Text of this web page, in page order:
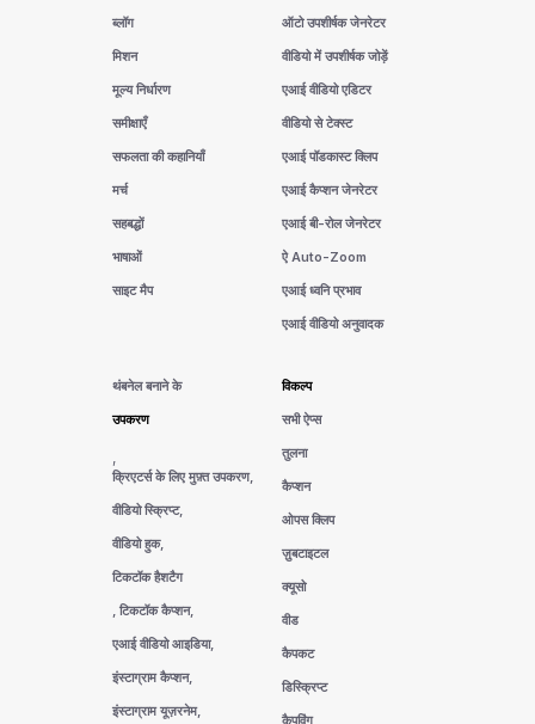
ब्लॉग
मिशन
मूल्य निर्धारण
समीक्षाएँ
सफलता की कहानियाँ
मर्च
सहबद्धों
भाषाओं
साइट मैप
ऑटो उपशीर्षक जेनरेटर
वीडियो में उपशीर्षक जोड़ें
एआई वीडियो एडिटर
वीडियो से टेक्स्ट
एआई पॉडकास्ट क्लिप
एआई कैप्शन जेनरेटर
एआई बी-रोल जेनरेटर
ऐ Auto-Zoom
एआई ध्वनि प्रभाव
एआई वीडियो अनुवादक
थंबनेल बनाने के
उपकरण
,
क्रिएटर्स के लिए मुफ़्त उपकरण,
वीडियो स्क्रिप्ट,
वीडियो हुक,
टिकटॉक हैशटैग
, टिकटॉक कैप्शन,
एआई वीडियो आइडिया,
इंस्टाग्राम कैप्शन,
इंस्टाग्राम यूज़रनेम,
विकल्प
सभी ऐप्स
तुलना
कैप्शन
ओपस क्लिप
ज़ुबटाइटल
क्यूसो
वीड
कैपकट
डिस्क्रिप्ट